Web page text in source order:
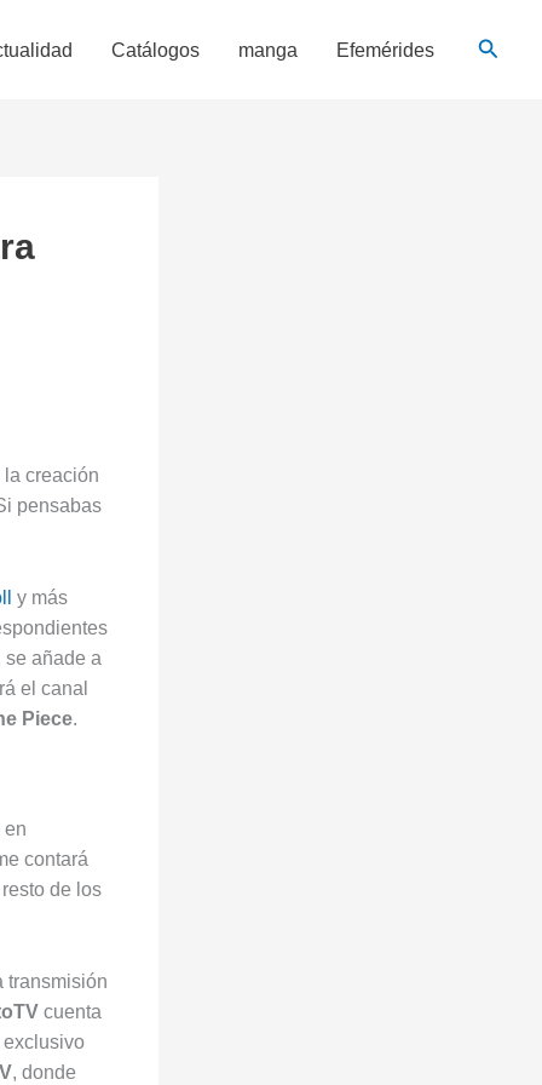
Catálogos manga Efemérides
la creación
pensabas
y más
se añade a
el canal
Piece.
en
contará
de los
transmisión
cuenta
exclusivo
, donde